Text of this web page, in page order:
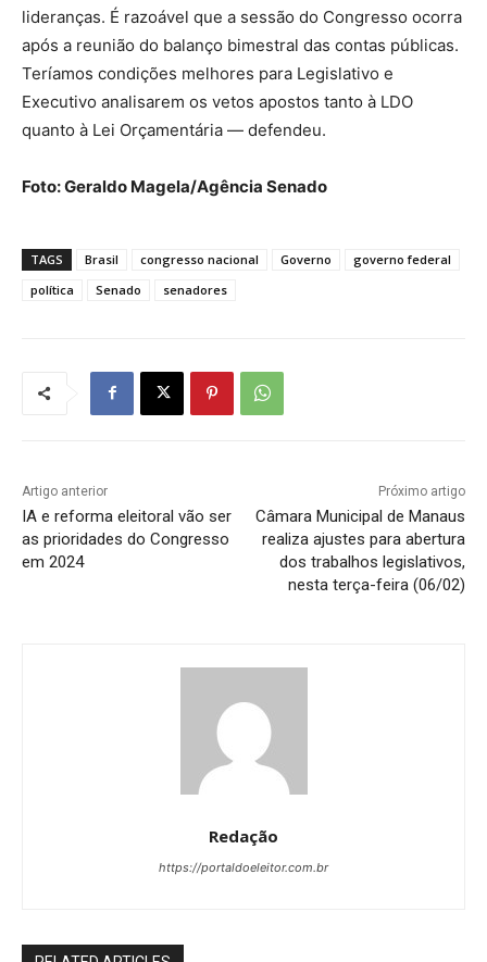
lideranças. É razoável que a sessão do Congresso ocorra
após a reunião do balanço bimestral das contas públicas.
Teríamos condições melhores para Legislativo e
Executivo analisarem os vetos apostos tanto à LDO
quanto à Lei Orçamentária — defendeu.
Foto: Geraldo Magela/Agência Senado
TAGS Brasil congresso nacional Governo
governo federal
política
Senado senadores
Artigo anterior
IA e reforma eleitoral vão ser
as prioridades do Congresso
em 2024
Próximo artigo
Câmara Municipal de Manaus
realiza ajustes para abertura
dos trabalhos legislativos,
nesta terça-feira (06/02)
Redação
https://portaldoeleitor.com.br